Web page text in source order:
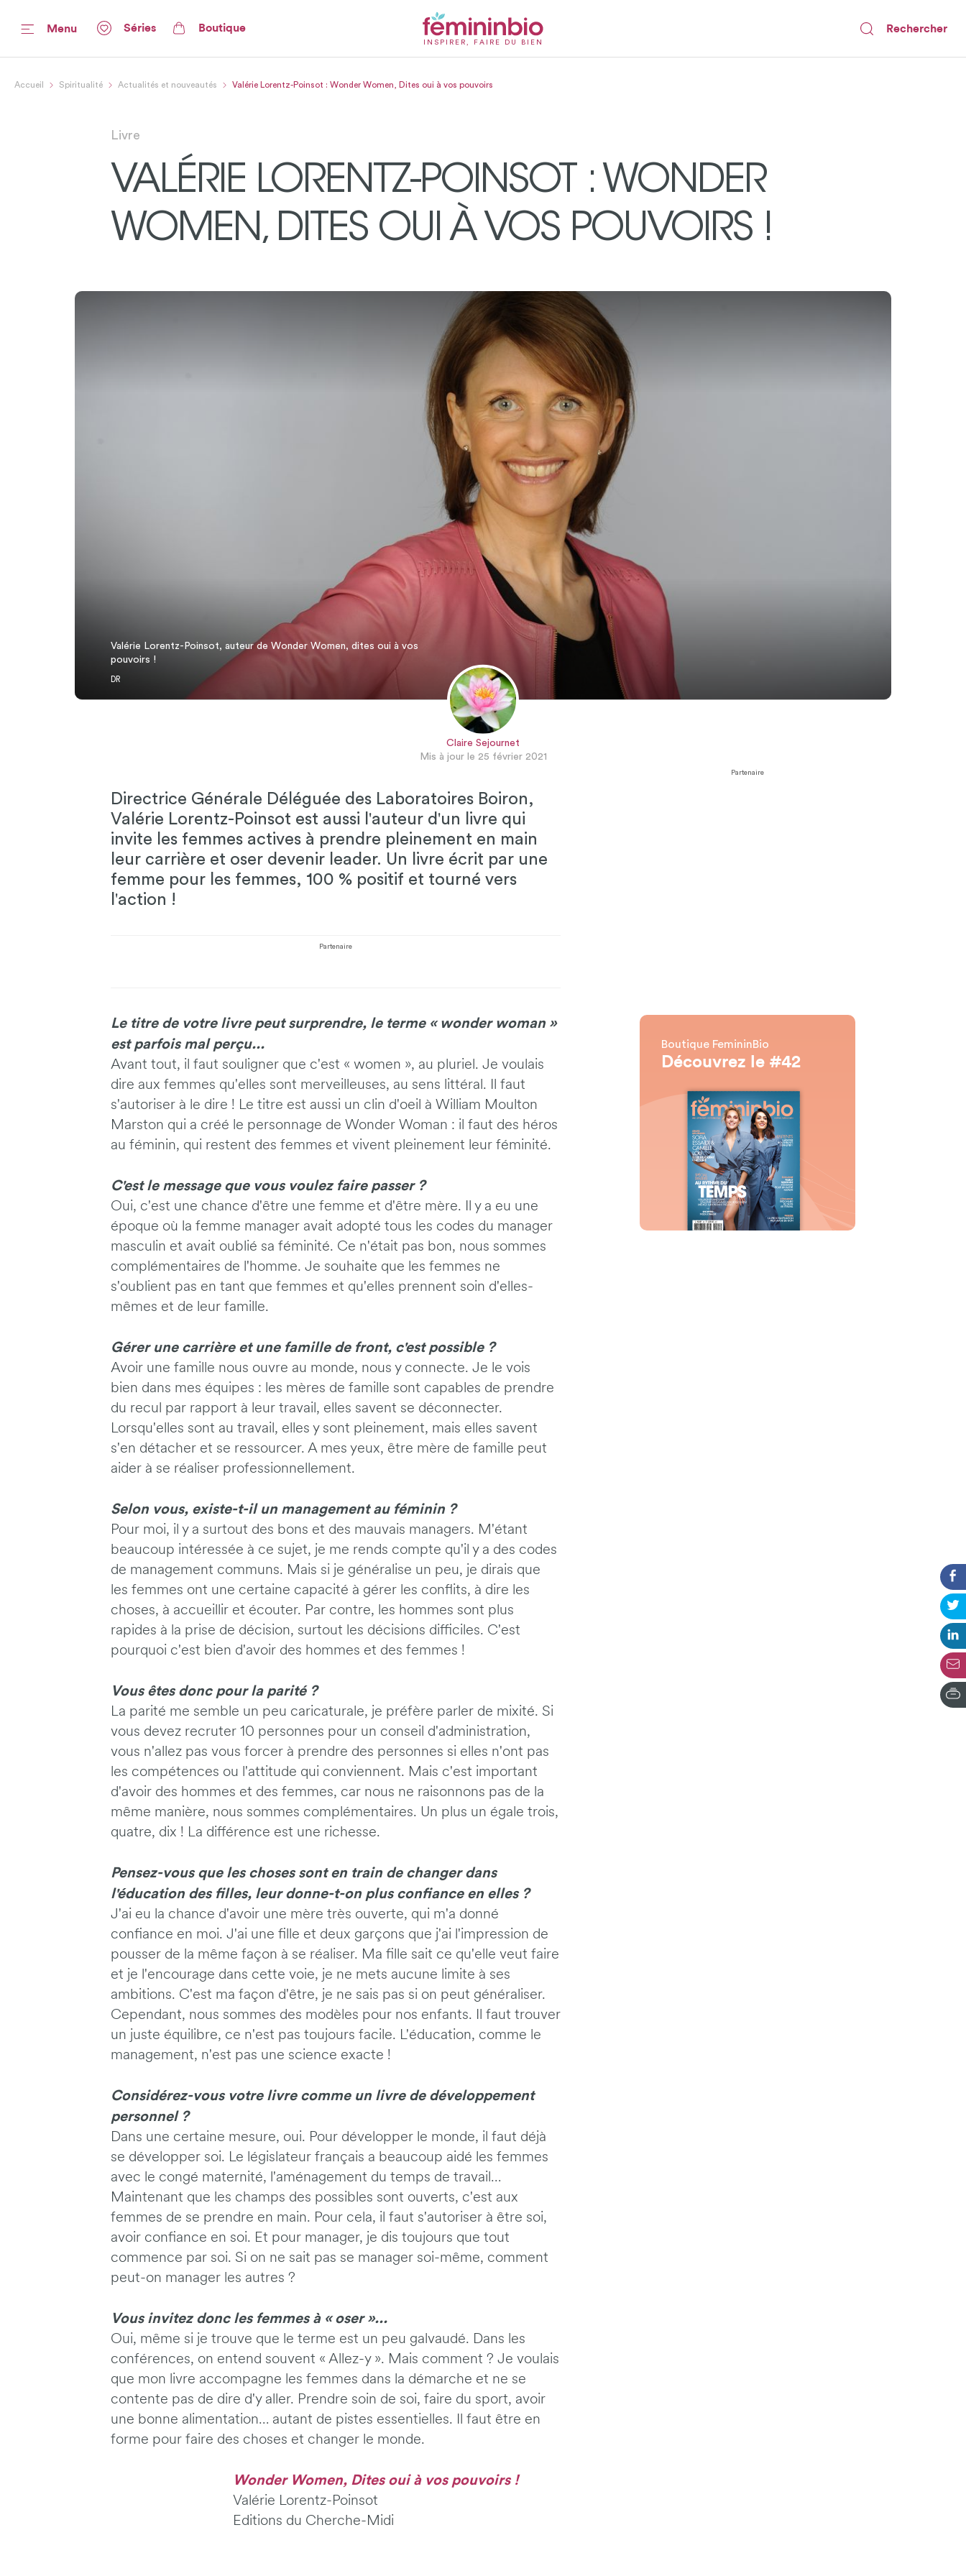
Menu Séries Boutique
INSPIRER, FAIRE DU BIEN
Rechercher
Accueil Spiritualité Actualités et nouveautés Valérie Lorentz-Poinsot : Wonder Women, Dites oui à vos pouvoirs
Livre
VALÉRIE LORENTZ-POINSOT : WONDER
WOMEN, DITES OUI À VOS POUVOIRS !
Valérie Lorentz-Poinsot, auteur de Wonder Women, dites oui à vos
pouvoirs !
DR
Claire Sejournet
Mis à jour le 25 février 2021
Partenaire
Boutique FemininBio
Découvrez le #42
Directrice Générale Déléguée des Laboratoires Boiron,
Valérie Lorentz-Poinsot est aussi l'auteur d'un livre qui
invite les femmes actives à prendre pleinement en main
leur carrière et oser devenir leader. Un livre écrit par une
femme pour les femmes, 100 % positif et tourné vers
l'action !
Partenaire
Le titre de votre livre peut surprendre, le terme « wonder woman »
est parfois mal perçu...
Avant tout, il faut souligner que c'est « women », au pluriel. Je voulais
dire aux femmes qu'elles sont merveilleuses, au sens littéral. Il faut
s'autoriser à le dire ! Le titre est aussi un clin d'oeil à William Moulton
Marston qui a créé le personnage de Wonder Woman : il faut des héros
au féminin, qui restent des femmes et vivent pleinement leur féminité.
C'est le message que vous voulez faire passer ?
Oui, c'est une chance d'être une femme et d'être mère. Il y a eu une
époque où la femme manager avait adopté tous les codes du manager
masculin et avait oublié sa féminité. Ce n'était pas bon, nous sommes
complémentaires de l'homme. Je souhaite que les femmes ne
s'oublient pas en tant que femmes et qu'elles prennent soin d'elles-
mêmes et de leur famille.
Gérer une carrière et une famille de front, c'est possible ?
Avoir une famille nous ouvre au monde, nous y connecte. Je le vois
bien dans mes équipes : les mères de famille sont capables de prendre
du recul par rapport à leur travail, elles savent se déconnecter.
Lorsqu'elles sont au travail, elles y sont pleinement, mais elles savent
s'en détacher et se ressourcer. A mes yeux, être mère de famille peut
aider à se réaliser professionnellement.
Selon vous, existe-t-il un management au féminin ?
Pour moi, il y a surtout des bons et des mauvais managers. M'étant
beaucoup intéressée à ce sujet, je me rends compte qu'il y a des codes
de management communs. Mais si je généralise un peu, je dirais que
les femmes ont une certaine capacité à gérer les conflits, à dire les
choses, à accueillir et écouter. Par contre, les hommes sont plus
rapides à la prise de décision, surtout les décisions difficiles. C'est
pourquoi c'est bien d'avoir des hommes et des femmes !
Vous êtes donc pour la parité ?
La parité me semble un peu caricaturale, je préfère parler de mixité. Si
vous devez recruter 10 personnes pour un conseil d'administration,
vous n'allez pas vous forcer à prendre des personnes si elles n'ont pas
les compétences ou l'attitude qui conviennent. Mais c'est important
d'avoir des hommes et des femmes, car nous ne raisonnons pas de la
même manière, nous sommes complémentaires. Un plus un égale trois,
quatre, dix ! La différence est une richesse.
Pensez-vous que les choses sont en train de changer dans
l'éducation des filles, leur donne-t-on plus confiance en elles ?
J'ai eu la chance d'avoir une mère très ouverte, qui m'a donné
confiance en moi. J'ai une fille et deux garçons que j'ai l'impression de
pousser de la même façon à se réaliser. Ma fille sait ce qu'elle veut faire
et je l'encourage dans cette voie, je ne mets aucune limite à ses
ambitions. C'est ma façon d'être, je ne sais pas si on peut généraliser.
Cependant, nous sommes des modèles pour nos enfants. Il faut trouver
un juste équilibre, ce n'est pas toujours facile. L'éducation, comme le
management, n'est pas une science exacte !
Considérez-vous votre livre comme un livre de développement
personnel ?
Dans une certaine mesure, oui. Pour développer le monde, il faut déjà
se développer soi. Le législateur français a beaucoup aidé les femmes
avec le congé maternité, l'aménagement du temps de travail…
Maintenant que les champs des possibles sont ouverts, c'est aux
femmes de se prendre en main. Pour cela, il faut s'autoriser à être soi,
avoir confiance en soi. Et pour manager, je dis toujours que tout
commence par soi. Si on ne sait pas se manager soi-même, comment
peut-on manager les autres ?
Vous invitez donc les femmes à « oser »...
Oui, même si je trouve que le terme est un peu galvaudé. Dans les
conférences, on entend souvent « Allez-y ». Mais comment ? Je voulais
que mon livre accompagne les femmes dans la démarche et ne se
contente pas de dire d'y aller. Prendre soin de soi, faire du sport, avoir
une bonne alimentation… autant de pistes essentielles. Il faut être en
forme pour faire des choses et changer le monde.
Wonder Women, Dites oui à vos pouvoirs !
Valérie Lorentz-Poinsot
Editions du Cherche-Midi